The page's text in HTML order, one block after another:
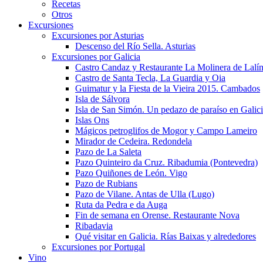
Recetas
Otros
Excursiones
Excursiones por Asturias
Descenso del Río Sella. Asturias
Excursiones por Galicia
Castro Candaz y Restaurante La Molinera de Lalín
Castro de Santa Tecla, La Guardia y Oia
Guimatur y la Fiesta de la Vieira 2015. Cambados
Isla de Sálvora
Isla de San Simón. Un pedazo de paraíso en
Islas Ons
Mágicos petroglifos de Mogor y Campo Lameiro
Mirador de Cedeira. Redondela
Pazo de La Saleta
Pazo Quinteiro da Cruz. Ribadumia (Pontevedra)
Pazo Quiñones de León. Vigo
Pazo de Rubians
Pazo de Vilane. Antas de Ulla (Lugo)
Ruta da Pedra e da Auga
Fin de semana en Orense. Restaurante Nova
Ribadavia
Qué visitar en Galicia. Rías Baixas y alrededores
Excursiones por Portugal
Vino